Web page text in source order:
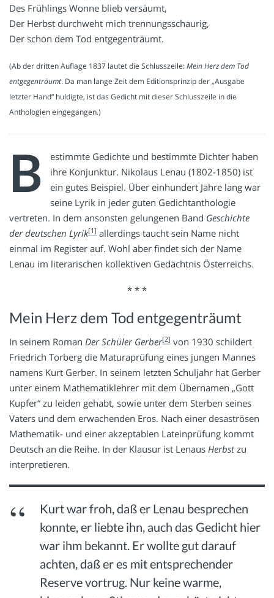
Des Frühlings Wonne blieb versäumt,
Der Herbst durchweht mich trennungsschaurig,
Der schon dem Tod entgegenträumt.
(Ab der dritten Auflage 1837 lautet die Schlusszeile:Mein Herz dem Tod
entgegenträumt. Da man lange Zeit dem Editionsprinzip der „Ausgabe
letzter Hand“ huldigte, ist das Gedicht mit dieser Schlusszeile in die
Anthologien eingegangen.)
B
estimmte Gedichte und bestimmte Dichter haben
ihre Konjunktur. Nikolaus Lenau (1802-1850) ist
ein gutes Beispiel. Über einhundert Jahre lang war
seine Lyrik in jeder guten Gedichtanthologie
vertreten. In dem ansonsten gelungenen Band Geschichte
der deutschen Lyrik[1] allerdings taucht sein Name nicht
einmal im Register auf. Wohl aber findet sich der Name
Lenau im literarischen kollektiven Gedächtnis Österreichs.
* * *
Mein Herz dem Tod entgegenträumt
In seinem Roman Der Schüler Gerber[2] von 1930 schildert
Friedrich Torberg die Maturaprüfung eines jungen Mannes
namens Kurt Gerber. In seinem letzten Schuljahr hat Gerber
unter einem Mathematiklehrer mit dem Übernamen „Gott
Kupfer“ zu leiden gehabt, sowie unter dem Sterben seines
Vaters und dem erwachenden Eros. Nach einer desaströsen
Mathematik- und einer akzeptablen Lateinprüfung kommt
Deutsch an die Reihe. In der Klausur ist Lenaus Herbstzu
interpretieren.
Kurt war froh, daß er Lenau besprechen
konnte, er liebte ihn, auch das Gedicht hier
war ihm bekannt. Er wollte gut darauf
achten, daß er es mit entsprechender
Reserve vortrug. Nur keine warme,